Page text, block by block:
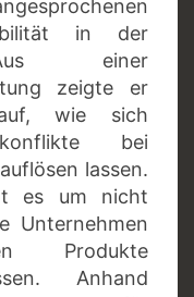
in der
einer
zeigte er
auf, wie sich
bei
lassen.
es um nicht
Unternehmen
Produkte
Anhand